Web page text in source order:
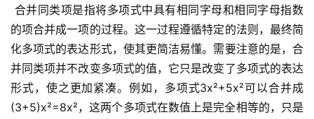
的项合并成一项的过程。这一过程遵循特定的法则，最终简
化多项式的表达形式，使其更简洁易懂。需要注意的是，合
并同类项并不改变多项式的值，它只是改变了多项式的表达
形式，使之更加紧凑。例如，多项式3x²+5x²可以合并成
(3+5)x²=8x²，这两个多项式在数值上是完全相等的，只是